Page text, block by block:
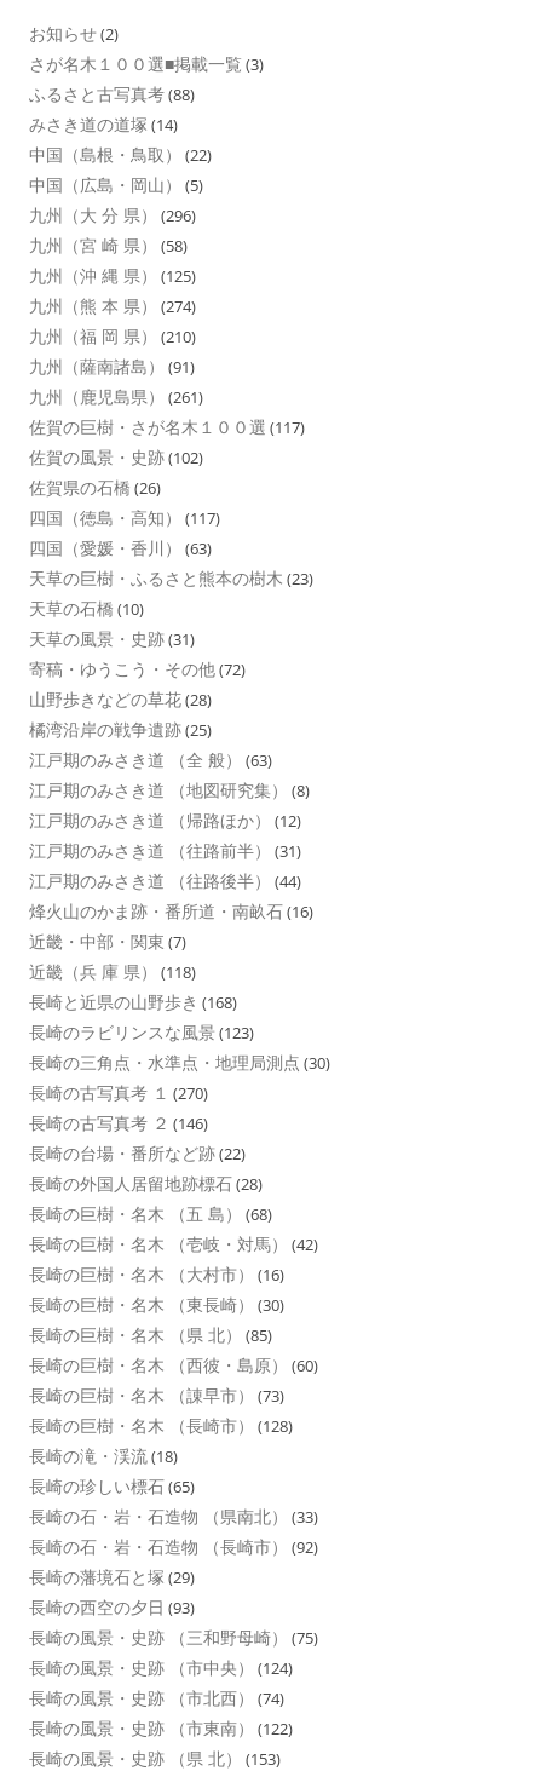
お知らせ(2)
さが名木１００選■掲載一覧 (3)
ふるさと古写真考(88)
みさき道の道塚 (14)
中国（島根・鳥取） (22)
中国（広島・岡山） (5)
九州（大 分 県） (296)
九州（宮 崎 県） (58)
九州（沖 縄 県） (125)
九州（熊 本 県） (274)
九州（福 岡 県） (210)
九州（薩南諸島） (91)
九州（鹿児島県） (261)
佐賀の巨樹・さが名木１００選 (117)
佐賀の風景・史跡(102)
佐賀県の石橋 (26)
四国（徳島・高知） (117)
四国（愛媛・香川） (63)
天草の巨樹・ふるさと熊本の樹木 (23)
天草の石橋 (10)
天草の風景・史跡(31)
寄稿・ゆうこう・その他(72)
山野歩きなどの草花(28)
橘湾沿岸の戦争遺跡(25)
江戸期のみさき道 （全 般） (63)
江戸期のみさき道 （地図研究集） (8)
江戸期のみさき道 （帰路ほか） (12)
江戸期のみさき道 （往路前半） (31)
江戸期のみさき道 （往路後半） (44)
烽火山のかま跡・番所道・南畝石(16)
近畿・中部・関東 (7)
近畿（兵 庫 県） (118)
長崎と近県の山野歩き (168)
長崎のラビリンスな風景 (123)
長崎の三角点・水準点・地理局測点 (30)
長崎の古写真考 １ (270)
長崎の古写真考 ２ (146)
長崎の台場・番所など跡(22)
長崎の外国人居留地跡標石(28)
長崎の巨樹・名木 （五 島） (68)
長崎の巨樹・名木 （壱岐・対馬） (42)
長崎の巨樹・名木 （大村市） (16)
長崎の巨樹・名木 （東長崎） (30)
長崎の巨樹・名木 （県 北） (85)
長崎の巨樹・名木 （西彼・島原） (60)
長崎の巨樹・名木 （諌早市） (73)
長崎の巨樹・名木 （長崎市） (128)
長崎の滝・渓流(18)
長崎の珍しい標石(65)
長崎の石・岩・石造物 （県南北） (33)
長崎の石・岩・石造物 （長崎市） (92)
長崎の藩境石と塚 (29)
長崎の西空の夕日 (93)
長崎の風景・史跡 （三和野母崎） (75)
長崎の風景・史跡 （市中央） (124)
長崎の風景・史跡 （市北西） (74)
長崎の風景・史跡 （市東南） (122)
長崎の風景・史跡 （県 北） (153)